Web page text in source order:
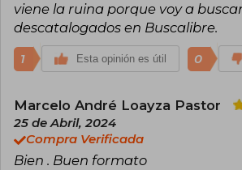
viene la ruina porque voy a
descatalogados en Buscalibre.
1 Esta opinión es útil 0
Marcelo André Loayza Pastor
25 de Abril, 2024
Compra Verificada
Bien . Buen formato